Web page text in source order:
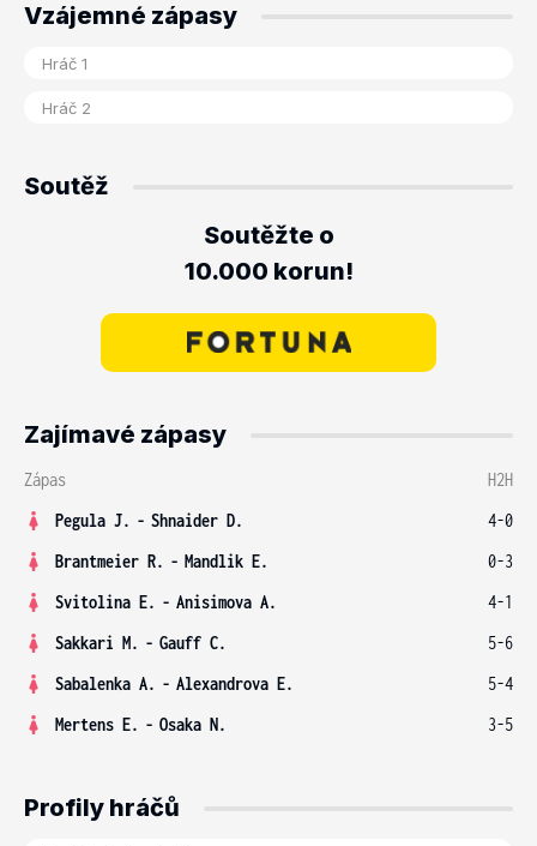
Vzájemné zápasy
Soutěž
Soutěžte o
10.000 korun!
Zajímavé zápasy
Zápas
H2H
Pegula J. - Shnaider D.
4-0
Brantmeier R. - Mandlik E.
0-3
Svitolina E. - Anisimova A.
4-1
Sakkari M. - Gauff C.
5-6
Sabalenka A. - Alexandrova E.
5-4
Mertens E. - Osaka N. 3-5
Profily hráčů